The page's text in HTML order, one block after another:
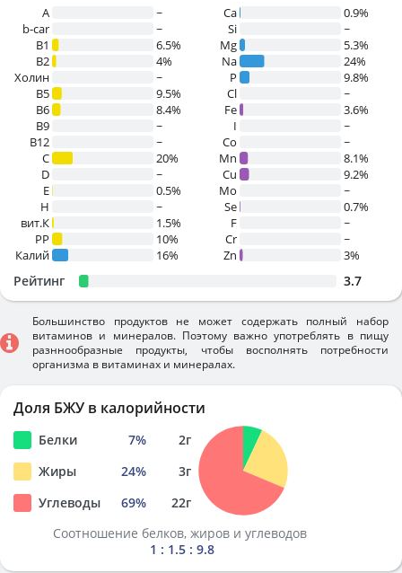
A
~
b-car
~
В1
6.5%
B2
4%
Холин
~
B5
9.5%
B6
8.4%
B9
~
B12
~
C
20%
D
~
E
0.5%
H
~
вит.К
1.5%
PP
10%
Калий
16%
Ca
0.9%
Si
~
Mg
5.3%
Na
24%
P
9.8%
Cl
~
Fe
3.6%
I
~
Co
~
Mn
8.1%
Cu
9.2%
Mo
~
Se
0.7%
F
~
Cr
~
Zn
3%
Рейтинг 3.7
Большинство продуктов не может содержать полный набор
витаминов и минералов. Поэтому важно употреблять в пищу
разннообразные продукты, чтобы восполнять потребности
организма в витаминах и минералах.
Доля БЖУ в калорийности
Белки 7% 2г
Жиры
24% 3г
Углеводы
69% 22г
Соотношение белков, жиров и углеводов
1 : 1.5 : 9.8